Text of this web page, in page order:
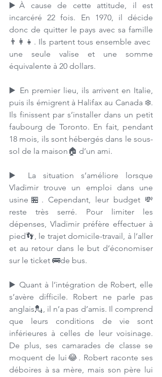
▶️À cause de cette attitude, il est
incarcéré 22 fois. En 1970, il décide
donc de quitter le pays avec sa famille
👨‍👩‍👧. Ils partent tous ensemble avec
une seule valise et une somme
équivalente à 20 dollars.
▶️ En premier lieu, ils arrivent en Italie,
puis ils émigrent à Halifax au Canada ❄️.
Ils finissent par s’installer dans un petit
faubourg de Toronto. En fait, pendant
18 mois, ils sont hébergés dans le sous-
sol de la maison🏠 d’un ami.
▶️ La situation s’améliore lorsque
Vladimir trouve un emploi dans une
usine🏪. Cependant, leur budget 💸
reste très serré. Pour limiter les
dépenses, Vladimir préfère effectuer à
pied👣, le trajet domicile-travail, à l’aller
et au retour dans le but d’économiser
sur le ticket 🚌de bus.
▶️ Quant à l’intégration de Robert, elle
s’avère difficile. Robert ne parle pas
anglais💂, il n’a pas d’amis. Il comprend
que leurs conditions de vie sont
inférieures à celles de leur voisinage.
De plus, ses camarades de classe se
moquent de lui😂. Robert raconte ses
déboires à sa mère, mais son père lui